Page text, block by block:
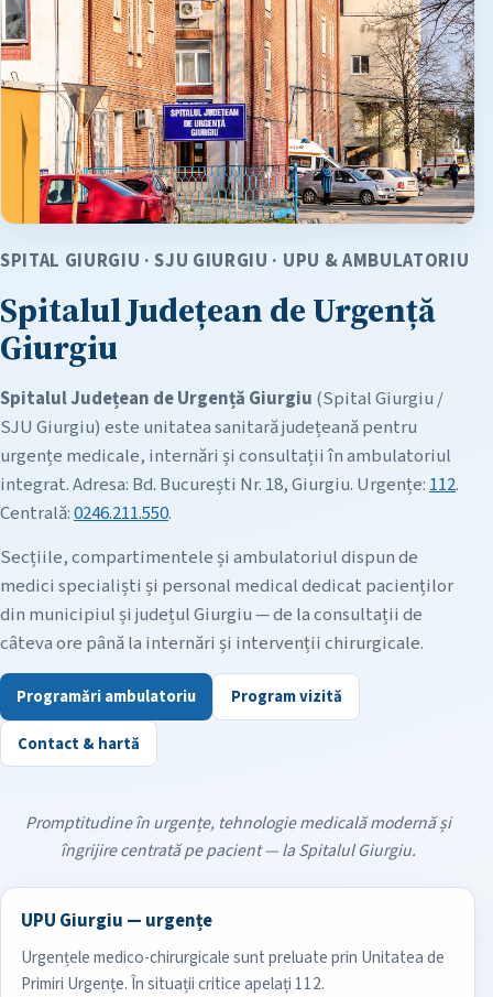
SPITAL GIURGIU · SJU GIURGIU · UPU & AMBULATORIU
Spitalul Județean de Urgență
Giurgiu
Spitalul Județean de Urgență Giurgiu (Spital Giurgiu /
SJU Giurgiu) este unitatea sanitară județeană pentru
urgențe medicale, internări și consultații în ambulatoriul
integrat. Adresa: Bd. București Nr. 18, Giurgiu. Urgențe: 112.
Centrală:0246.211.550.
Secțiile, compartimentele și ambulatoriul dispun de
medici specialiști și personal medical dedicat pacienților
din municipiul și județul Giurgiu — de la consultații de
câteva ore până la internări și intervenții chirurgicale.
Programări ambulatoriu Program vizită
Contact & hartă
Promptitudine în urgențe, tehnologie medicală modernă și
îngrijire centrată pe pacient — la Spitalul Giurgiu.
UPU Giurgiu — urgențe
Urgențele medico-chirurgicale sunt preluate prin Unitatea de
Primiri Urgențe. În situații critice apelați 112.